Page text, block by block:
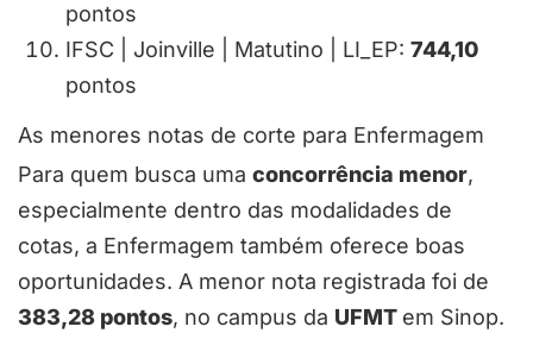
pontos
IFSC | Joinville | Matutino | LI_EP: 744,10
pontos
As menores notas de corte para Enfermagem
Para quem busca uma concorrência menor,
especialmente dentro das modalidades de
cotas, a Enfermagem também oferece boas
oportunidades. A menor nota registrada foi de
383,28 pontos, no campus da UFMT em Sinop.